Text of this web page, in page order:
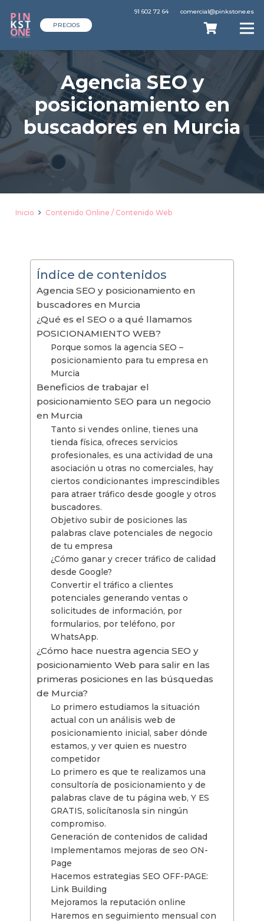
PRECIOS
91 602 72 64 comercial@pinkstone.es
Agencia SEO y
posicionamiento en
buscadores en Murcia
Inicio Contenido Online / Contenido Web
Índice de contenidos
Agencia SEO y posicionamiento en
buscadores en Murcia
¿Qué es el SEO o a qué llamamos
POSICIONAMIENTO WEB?
Porque somos la agencia SEO –
posicionamiento para tu empresa en
Murcia
Beneficios de trabajar el
posicionamiento SEO para un negocio
en Murcia
Tanto si vendes online, tienes una
tienda física, ofreces servicios
profesionales, es una actividad de una
asociación u otras no comerciales, hay
ciertos condicionantes imprescindibles
para atraer tráfico desde google y otros
buscadores.
Objetivo subir de posiciones las
palabras clave potenciales de negocio
de tu empresa
¿Cómo ganar y crecer tráfico de calidad
desde Google?
Convertir el tráfico a clientes
potenciales generando ventas o
solicitudes de información, por
formularios, por teléfono, por
WhatsApp.
¿Cómo hace nuestra agencia SEO y
posicionamiento Web para salir en las
primeras posiciones en las búsquedas
de Murcia?
Lo primero estudiamos la situación
actual con un análisis web de
posicionamiento inicial, saber dónde
estamos, y ver quien es nuestro
competidor
Lo primero es que te realizamos una
consultoría de posicionamiento y de
palabras clave de tu página web, Y ES
GRATIS, solicítanosla sin ningún
compromiso.
Generación de contenidos de calidad
Implementamos mejoras de seo ON-
Page
Hacemos estrategias SEO OFF-PAGE:
Link Building
Mejoramos la reputación online
Haremos en seguimiento mensual con